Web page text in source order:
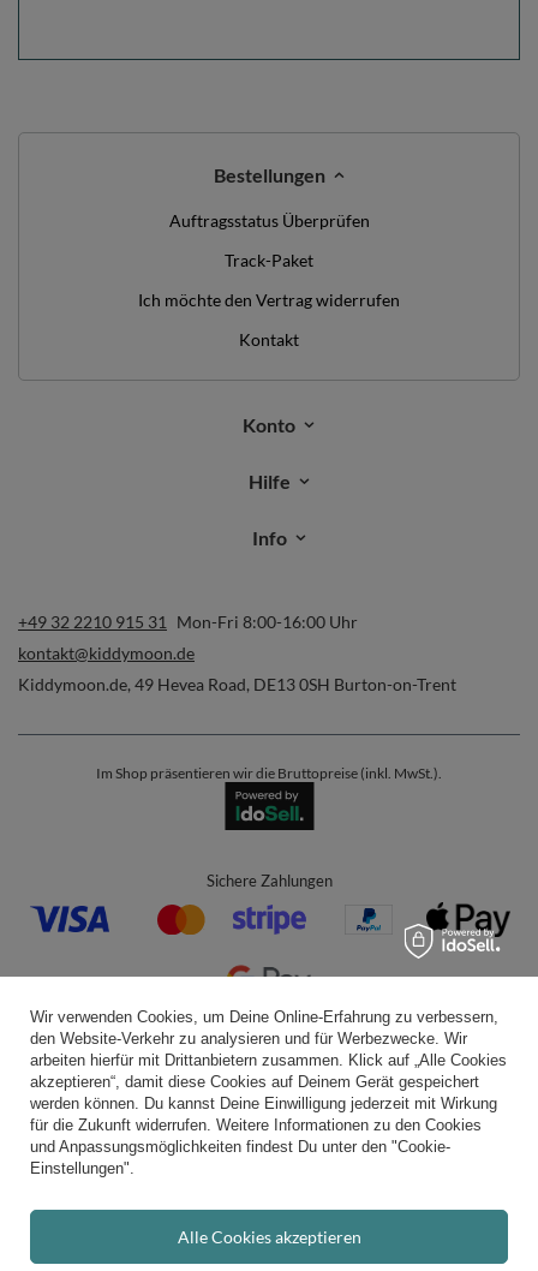
Bestellungen
Auftragsstatus Überprüfen
Track-Paket
Ich möchte den Vertrag widerrufen
Kontakt
Konto
Hilfe
Info
+49 32 2210 915 31
Mon-Fri 8:00-16:00 Uhr
kontakt@kiddymoon.de
Kiddymoon.de, 49 Hevea Road, DE13 0SH Burton-on-Trent
Im Shop präsentieren wir die Bruttopreise (inkl. MwSt.).
Sichere Zahlungen
Bequeme Lieferung
Du kannst uns vertrauen
Folge uns:
Wir verwenden Cookies, um Deine Online-Erfahrung zu verbessern,
den Website-Verkehr zu analysieren und für Werbezwecke. Wir
arbeiten hierfür mit Drittanbietern zusammen. Klick auf „Alle Cookies
akzeptieren“, damit diese Cookies auf Deinem Gerät gespeichert
werden können. Du kannst Deine Einwilligung jederzeit mit Wirkung
für die Zukunft widerrufen. Weitere Informationen zu den Cookies
und Anpassungsmöglichkeiten findest Du unter den "Cookie-
Einstellungen".
Alle Cookies akzeptieren